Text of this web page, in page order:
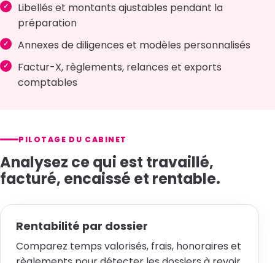
Libellés et montants ajustables pendant la
préparation
Annexes de diligences et modèles personnalisés
Factur-X, règlements, relances et exports
comptables
PILOTAGE DU CABINET
Analysez ce qui est travaillé,
facturé, encaissé et rentable.
Rentabilité par dossier
Comparez temps valorisés, frais, honoraires et